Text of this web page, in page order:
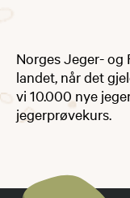
Norges Jeger- og
landet, når det
vi 10.000 nye
jegerprøvekurs.